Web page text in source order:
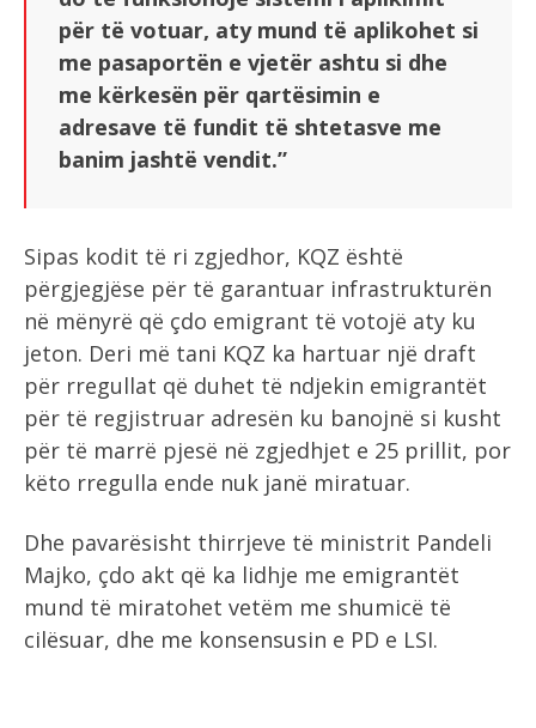
për të votuar, aty mund të aplikohet si
me pasaportën e vjetër ashtu si dhe
me kërkesën për qartësimin e
adresave të fundit të shtetasve me
banim jashtë vendit.”
Sipas kodit të ri zgjedhor, KQZ është
përgjegjëse për të garantuar infrastrukturën
në mënyrë që çdo emigrant të votojë aty ku
jeton. Deri më tani KQZ ka hartuar një draft
për rregullat që duhet të ndjekin emigrantët
për të regjistruar adresën ku banojnë si kusht
për të marrë pjesë në zgjedhjet e 25 prillit, por
këto rregulla ende nuk janë miratuar.
Dhe pavarësisht thirrjeve të ministrit Pandeli
Majko, çdo akt që ka lidhje me emigrantët
mund të miratohet vetëm me shumicë të
cilësuar, dhe me konsensusin e PD e LSI.